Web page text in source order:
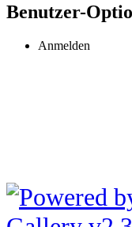
Benutzer-
Anmelden